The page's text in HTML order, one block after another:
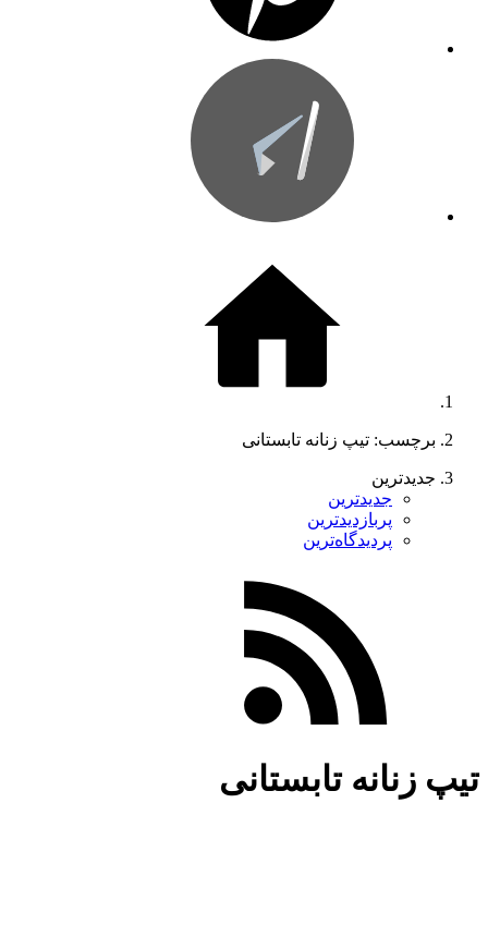
برچسب: تیپ زنانه تابستانی
جدیدترین
جدیدترین
پربازدیدترین
پردیدگاه‌ترین
تیپ زنانه تابستانی